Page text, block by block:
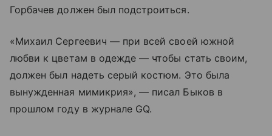
Горбачев должен был подстроиться.
«Михаил Сергеевич — при всей своей южной
любви к цветам в одежде — чтобы стать своим,
должен был надеть серый костюм. Это была
вынужденная мимикрия», — писал Быков в
прошлом году в журнале GQ.